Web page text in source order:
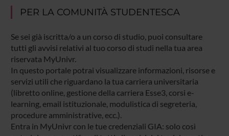
PER LA COMUNITÀ STUDENTESCA
Se sei già iscritta/o a un corso di studio, puoi consultare
tutti gli avvisi relativi al tuo corso di studi nella tua area
riservata MyUnivr.
In questo portale potrai visualizzare informazioni, risorse e
servizi utili che riguardano la tua carriera universitaria
(libretto online, gestione della carriera Esse3, corsi e-
learning, email istituzionale, modulistica di segreteria,
procedure amministrative, ecc.).
Entra in MyUnivr con le tue credenziali GIA: solo così